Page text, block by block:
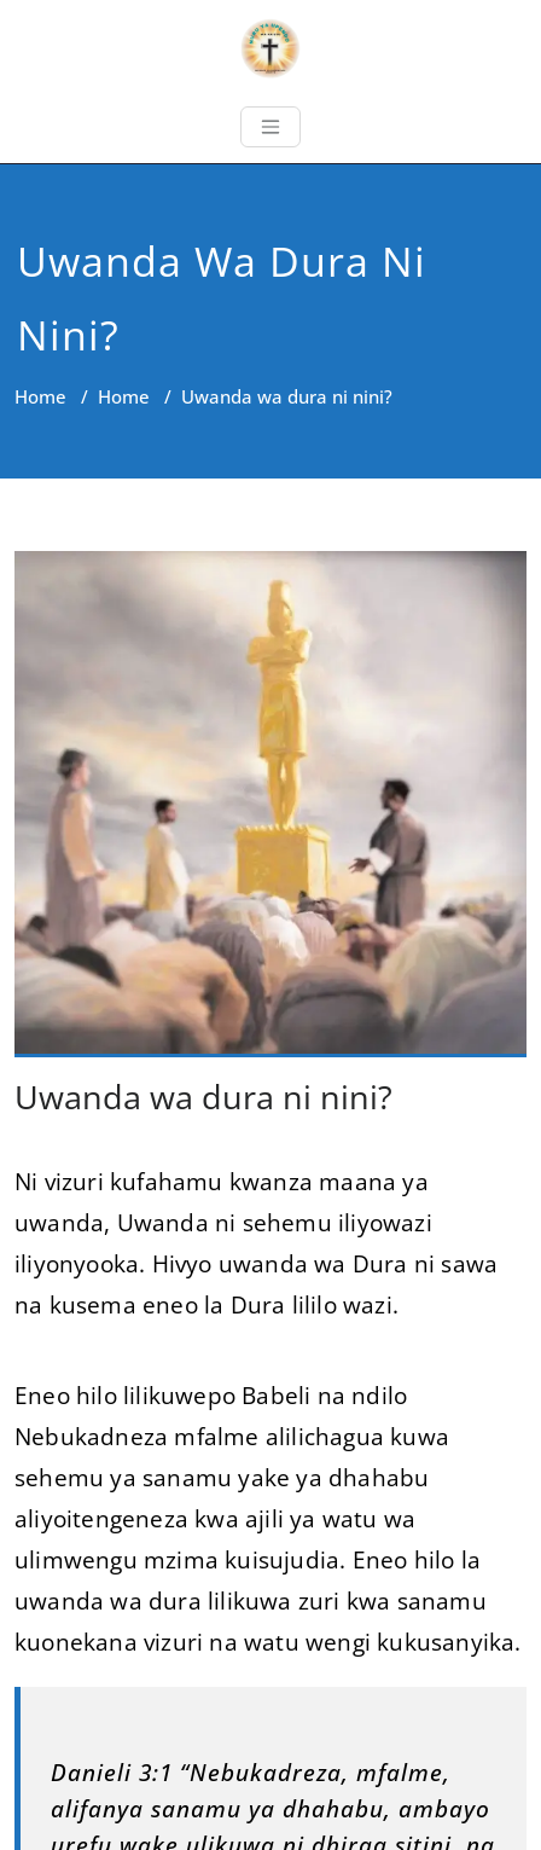
Uwanda Wa Dura Ni
Nini?
Home / Home / Uwanda wa dura ni nini?
Uwanda wa dura ni nini?
Ni vizuri kufahamu kwanza maana ya
uwanda, Uwanda ni sehemu iliyowazi
iliyonyooka. Hivyo uwanda wa Dura ni sawa
na kusema eneo la Dura lililo wazi.
Eneo hilo lilikuwepo Babeli na ndilo
Nebukadneza mfalme alilichagua kuwa
sehemu ya sanamu yake ya dhahabu
aliyoitengeneza kwa ajili ya watu wa
ulimwengu mzima kuisujudia. Eneo hilo la
uwanda wa dura lilikuwa zuri kwa sanamu
kuonekana vizuri na watu wengi kukusanyika.
Danieli 3:1 “Nebukadreza, mfalme,
alifanya sanamu ya dhahabu, ambayo
urefu wake ulikuwa ni dhiraa sitini, na